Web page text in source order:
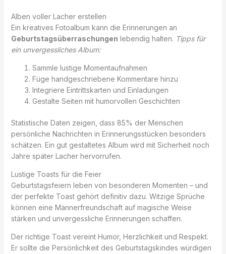
Alben voller Lacher erstellen
Ein kreatives Fotoalbum kann die Erinnerungen an
Geburtstagsüberraschungen lebendig halten. Tipps für
ein unvergessliches Album:
Sammle lustige Momentaufnahmen
Füge handgeschriebene Kommentare hinzu
Integriere Eintrittskarten und Einladungen
Gestalte Seiten mit humorvollen Geschichten
Statistische Daten zeigen, dass 85% der Menschen
persönliche Nachrichten in Erinnerungsstücken besonders
schätzen. Ein gut gestaltetes Album wird mit Sicherheit noch
Jahre später Lacher hervorrufen.
Lustige Toasts für die Feier
Geburtstagsfeiern leben von besonderen Momenten – und
der perfekte Toast gehört definitiv dazu. Witzige Sprüche
können eine Männerfreundschaft auf magische Weise
stärken und unvergessliche Erinnerungen schaffen.
Der richtige Toast vereint Humor, Herzlichkeit und Respekt.
Er sollte die Persönlichkeit des Geburtstags­kindes würdigen